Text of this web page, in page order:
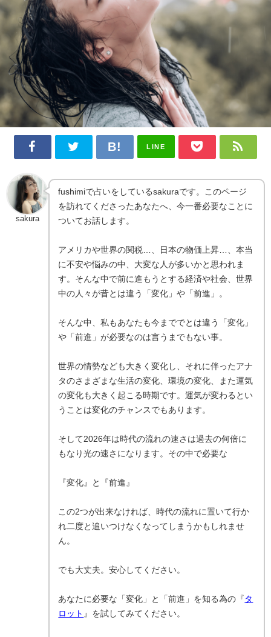
LINE
sakura
fushimiで占いをしているsakuraです。このページ
を訪れてくださったあなたへ、今一番必要なことに
ついてお話します。
アメリカや世界の関税…、日本の物価上昇…、本当
に不安や悩みの中、大変な人が多いかと思われま
す。そんな中で前に進もうとする経済や社会、世界
中の人々が昔とは違う「変化」や「前進」。
そんな中、私もあなたも今まででとは違う「変化」
や「前進」が必要なのは言うまでもない事。
世界の情勢なども大きく変化し、それに伴ったアナ
タのさまざまな生活の変化、環境の変化、また運気
の変化も大きく起こる時期です。運気が変わるとい
うことは変化のチャンスでもあります。
そして2026年は時代の流れの速さは過去の何倍に
もなり光の速さになります。その中で必要な
『変化』と『前進』
この2つが出来なければ、時代の流れに置いて行か
れ二度と追いつけなくなってしまうかもしれませ
ん。
でも大丈夫。安心してください。
あなたに必要な「変化」と「前進」を知る為の『 タ
ロット 』を試してみてください。